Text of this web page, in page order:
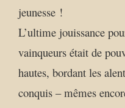
jeunesse !
L’ultime jouissance
vainqueurs était de
hautes, bordant les
conquis – mêmes